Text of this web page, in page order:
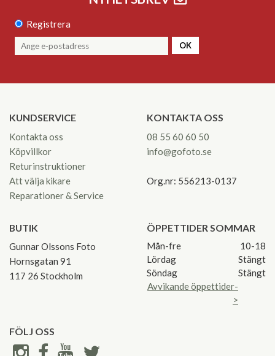
Registrera
OK
KUNDSERVICE
Kontakta oss
Köpvillkor
Returinstruktioner
Att välja kikare
Reparationer & Service
KONTAKTA OSS
08 55 60 60 50
info@gofoto.se
Org.nr: 556213-0137
BUTIK
Gunnar Olssons Foto
Hornsgatan 91
117 26 Stockholm
ÖPPETTIDER SOMMAR
Mån-fre
10-18
Lördag
Stängt
Söndag
Stängt
Avvikande öppettider-
>
FÖLJ OSS